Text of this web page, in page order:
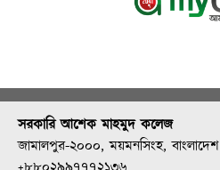
সরকারি আশেক মাহমুদ কলেজ
জামালপুর-২০০০, ময়মনসিংহ, বাংলাদেশ